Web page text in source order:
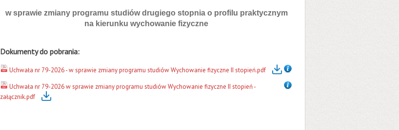
w sprawie zmiany programu studiów drugiego stopnia o profilu praktycznym
na kierunku wychowanie fizyczne
Dokumenty do pobrania:
Uchwała nr 79-2026 - w sprawie zmiany programu studiów Wychowanie fizyczne II stopień.pdf
Uchwała nr 79-2026 w sprawie zmiany programu studiów Wychowanie fizyczne II stopień -
załącznik.pdf